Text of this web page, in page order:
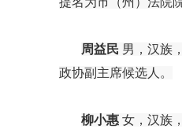
周益民 男，汉族
政协副主席候选人。
柳小惠 女，汉族